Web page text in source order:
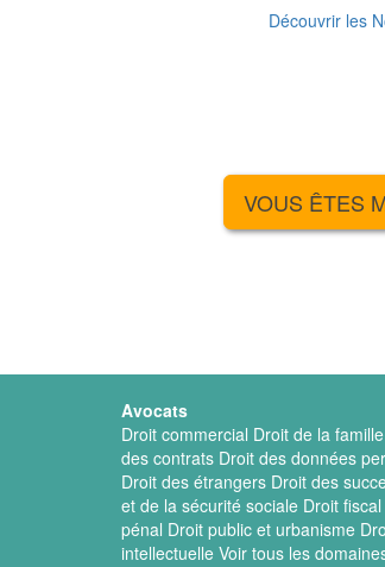
Découvrir les
VOUS ÊTES
Avocats
Droit commercial Droit de la famille
des contrats Droit des données
Droit des étrangers Droit des
et de la sécurité sociale Droit fiscal
pénal Droit public et urbanisme
intellectuelle Voir tous les